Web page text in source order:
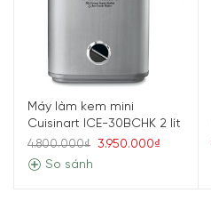
Máy làm kem mini
Cuisinart ICE-30BCHK 2 lít
4.800.000₫
3.950.000₫
So sánh